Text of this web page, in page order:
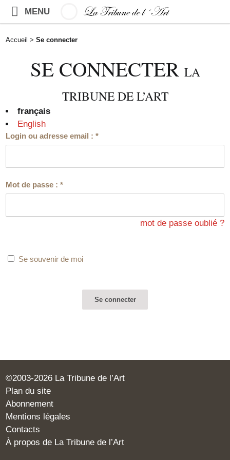
MENU
Accueil > Se connecter
SE CONNECTER LA
TRIBUNE DE L’ART
français
English
Login ou adresse email :*
Mot de passe :*
mot de passe oublié ?
Se souvenir de moi
©2003-2026 La Tribune de l’Art
Plan du site
Abonnement
Mentions légales
Contacts
À propos de La Tribune de l’Art